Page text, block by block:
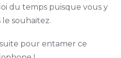
du temps puisque vous y
le souhaitez.
pour entamer ce